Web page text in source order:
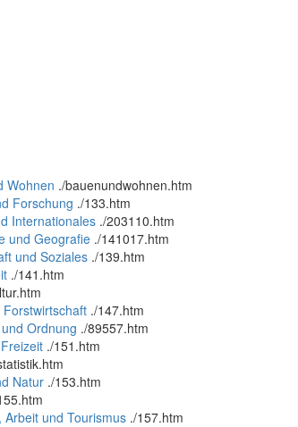
Wohnen ./bauenundwohnen.htm
Forschung ./133.htm
Internationales ./203110.htm
und Geografie ./141017.htm
und Soziales ./139.htm
./141.htm
./147.htm
Ordnung ./89557.htm
./151.htm
Natur ./153.htm
Arbeit und Tourismus ./157.htm